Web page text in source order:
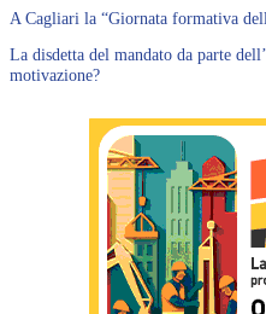
A Cagliari la “Giornata formativa
La disdetta del mandato da parte
motivazione?